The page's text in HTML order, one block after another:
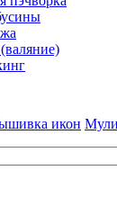
икон